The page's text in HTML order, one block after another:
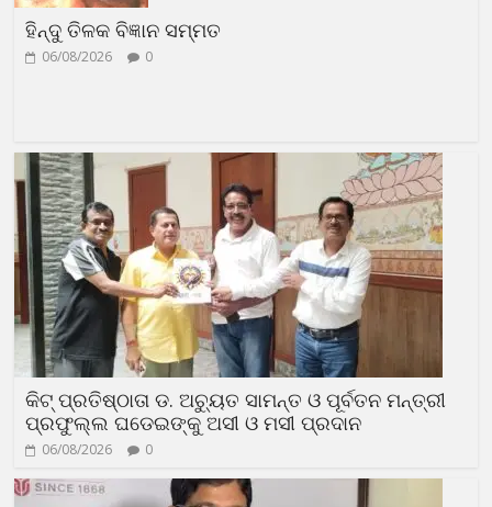
ହିନ୍ଦୁ ତିଳକ ବିଜ୍ଞାନ ସମ୍ମତ
06/08/2026 0
କିଟ୍ ପ୍ରତିଷ୍ଠାତା ଡ. ଅଚ୍ୟୁତ ସାମନ୍ତ ଓ ପୂର୍ବତନ ମନ୍ତ୍ରୀ
ପ୍ରଫୁଲ୍ଲ ଘଡେଇଙ୍କୁ ଅସୀ ଓ ମସୀ ପ୍ରଦାନ
06/08/2026 0